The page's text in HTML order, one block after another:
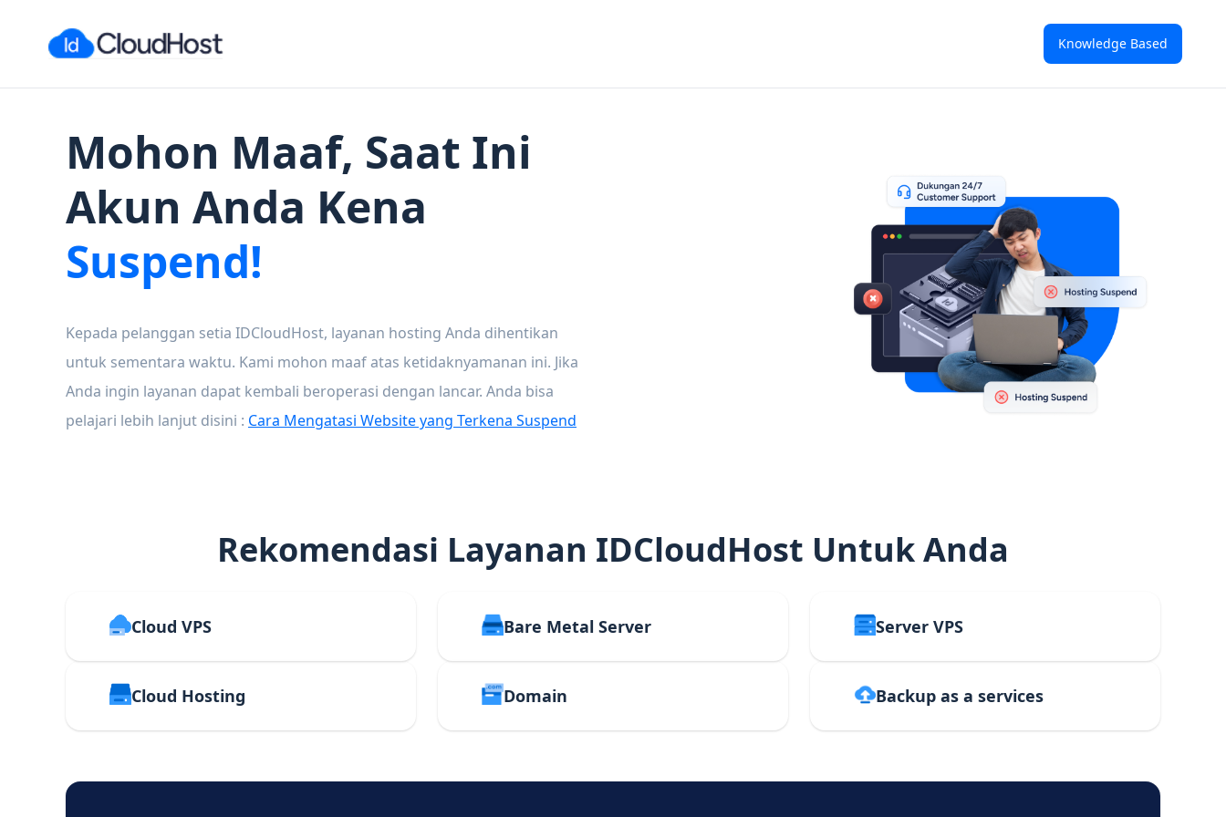
Knowledge Based
Mohon Maaf, Saat Ini
Akun Anda Kena
Suspend!
Kepada pelanggan setia IDCloudHost, layanan hosting Anda dihentikan
untuk sementara waktu. Kami mohon maaf atas ketidaknyamanan ini. Jika
Anda ingin layanan dapat kembali beroperasi dengan lancar. Anda bisa
pelajari lebih lanjut disini : Cara Mengatasi Website yang Terkena Suspend
Rekomendasi Layanan IDCloudHost Untuk Anda
Cloud VPS Bare Metal Server Server VPS
Cloud Hosting Domain Backup as a services